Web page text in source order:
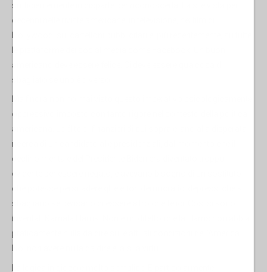
sufficientemente in disparte per riconoscerla. La si è vista per
decenni nelle riviste americane, in televisione, nei film di
americano deve essere felice. Ci deve essere qualcosa di
sbagliato se uno è diverso.
oppressivo imposto con tanto rigore nel contesto della politica
americana. Le élite e i finanzieri di cui sopra erano alla disperata
ricerca di un candidato alle presidenziali, dal momento che il
declino mentale del Presidente Biden era diventato troppo
evidente per essere negato, e avevano bisogno di un sostituto
che potesse persuadere gli elettori democratici depressi che si
sbagliano se pensano di essere altro che felici. Così si sono
inventati Kamala Harris. Non è un difetto che la Harris non abbia
praticamente nulla da dire sulle attuali condizioni dell'America.